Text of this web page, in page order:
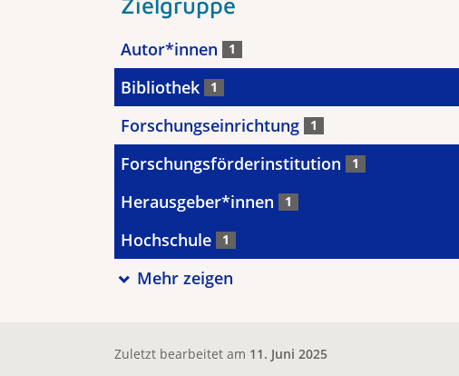
Autor*innen 1
Bibliothek 1
Forschungseinrichtung 1
Forschungsförderinstitution 1
Herausgeber*innen 1
Hochschule 1
Mehr zeigen
Zuletzt bearbeitet am 11. Juni 2025